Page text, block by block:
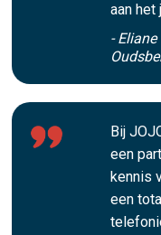
aan
-
Bij
een
kennis
een